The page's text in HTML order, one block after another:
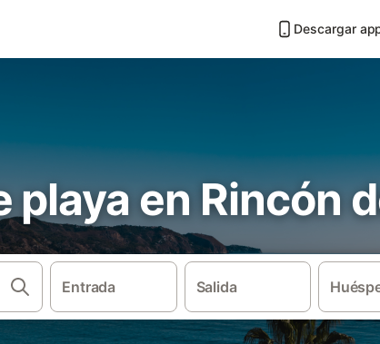
Descargar
playa en Rincón
Entrada Salida